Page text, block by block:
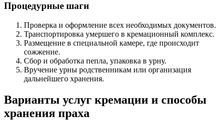
Процедурные шаги
Проверка и оформление всех необходимых документов.
Транспортировка умершего в кремационный комплекс.
Размещение в специальной камере, где происходит
сожжение.
Сбор и обработка пепла, упаковка в урну.
Вручение урны родственникам или организация
дальнейшего хранения.
Варианты услуг кремации и способы
хранения праха